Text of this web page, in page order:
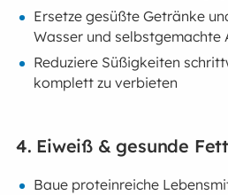
Ersetze gesüßte Getränke
Wasser und selbstgemachte
Reduziere Süßigkeiten
komplett zu verbieten
4. Eiweiß & gesunde
Baue proteinreiche